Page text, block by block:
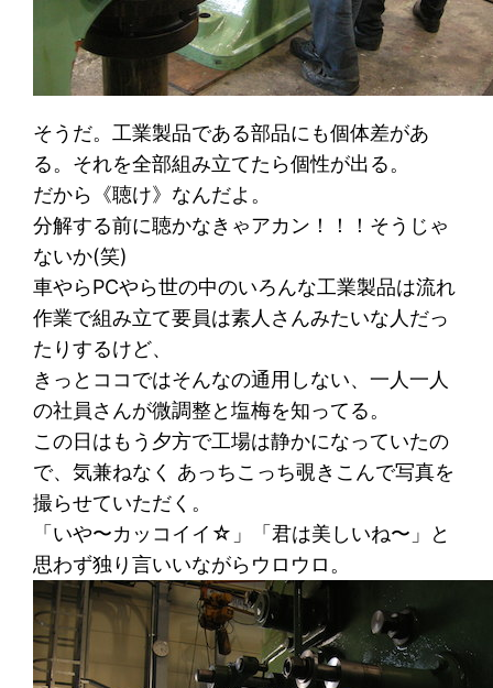
そうだ。工業製品である部品にも個体差があ
る。それを全部組み立てたら個性が出る。
だから《聴け》なんだよ。
分解する前に聴かなきゃアカン！！！そうじゃ
ないか(笑)
車やらPCやら世の中のいろんな工業製品は流れ
作業で組み立て要員は素人さんみたいな人だっ
たりするけど、
きっとココではそんなの通用しない、一人一人
の社員さんが微調整と塩梅を知ってる。
この日はもう夕方で工場は静かになっていたの
で、気兼ねなく あっちこっち覗きこんで写真を
撮らせていただく。
「いや〜カッコイイ☆」「君は美しいね〜」と
思わず独り言いいながらウロウロ。